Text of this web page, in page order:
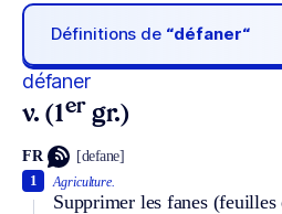
Définitions de “défaner“
défaner
v. (1er gr.)
FR [defane]
Agriculture.
Supprimer les fanes (feuilles
1